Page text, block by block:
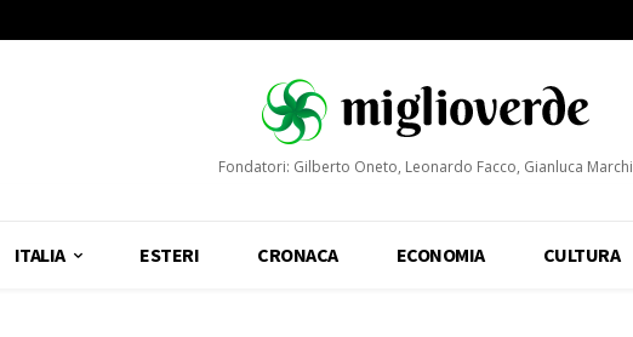
Fondatori: Gilberto Oneto, Leonardo Facco, Gianluca Marchi
ITALIA ESTERI CRONACA ECONOMIA CULTURA